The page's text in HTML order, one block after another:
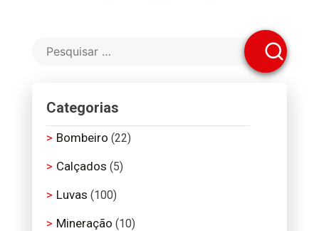
Categorias
Bombeiro (22)
Calçados (5)
Luvas (100)
Mineração (10)